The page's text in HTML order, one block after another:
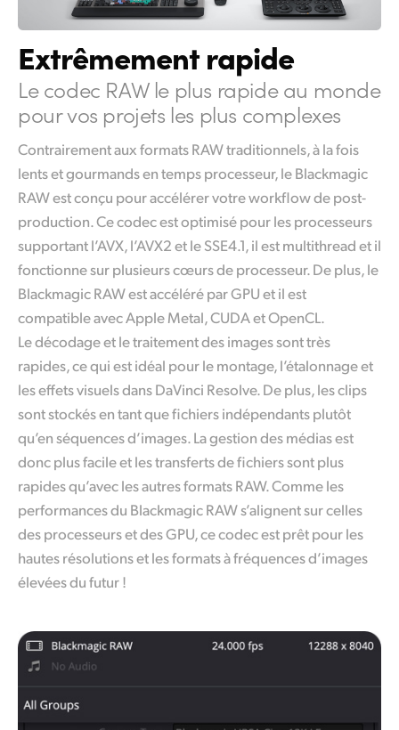
Extrêmement rapide
Le codec RAW le plus rapide au monde
pour vos projets les plus complexes
Contrairement aux formats RAW traditionnels, à la fois
lents et gourmands en temps processeur, le Blackmagic
RAW est conçu pour accélérer votre workflow de post-
production. Ce codec est optimisé pour les processeurs
supportant l’AVX, l’AVX2 et le SSE4.1, il est multithread et il
fonctionne sur plusieurs cœurs de processeur. De plus, le
Blackmagic RAW est accéléré par GPU et il est
compatible avec Apple Metal, CUDA et OpenCL.
Le décodage et le traitement des images sont très
rapides, ce qui est idéal pour le montage, l’étalonnage et
les effets visuels dans DaVinci Resolve. De plus, les clips
sont stockés en tantque fichiersindépendants plutôt
qu’en séquences d’images. La gestion des médias est
donc plus facile et les transferts de fichiers sont plus
rapides qu’avec les autres formats RAW. Comme les
performances du Blackmagic RAW s’alignent sur celles
des processeurs et des GPU, ce codec est prêt pour les
hautes résolutions et les formats à fréquences d’images
élevées du futur !